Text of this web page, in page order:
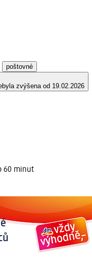
poštovné
zvýšena od 19.02.2026
60 minut